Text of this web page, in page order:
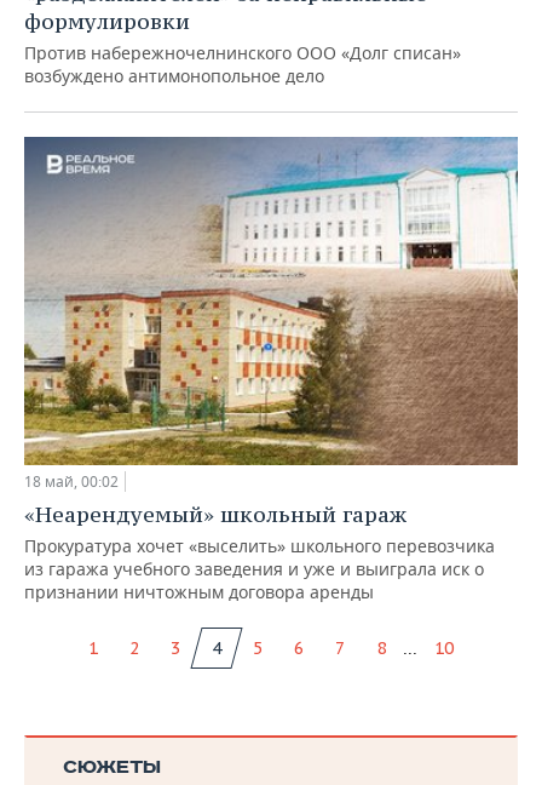
формулировки
Против набережночелнинского ООО «Долг списан»
возбуждено антимонопольное дело
18 май, 00:02
«Неарендуемый» школьный гараж
Прокуратура хочет «выселить» школьного перевозчика
из гаража учебного заведения и уже и выиграла иск о
признании ничтожным договора аренды
1 2 3 4 5 6 7 8 ... 10
СЮЖЕТЫ